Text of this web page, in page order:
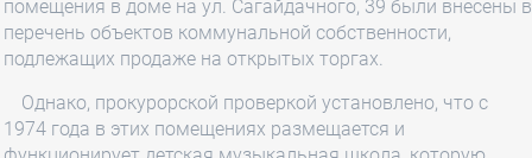
помещения в доме на ул. Сагайдачного, 39 были внесены в
перечень объектов коммунальной собственности,
подлежащих продаже на открытых торгах.
Однако, прокурорской проверкой установлено, что с
1974 года в этих помещениях размещается и